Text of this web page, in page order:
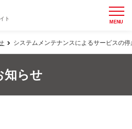
ト MENU
システムメンテナンスによるサービスの
知らせ